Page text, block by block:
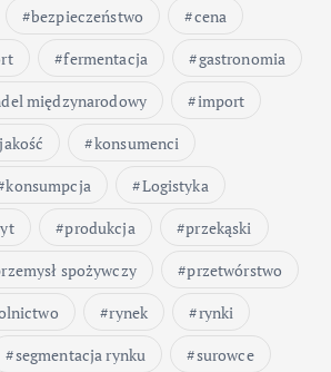
bezpieczeństwo
cena
fermentacja
gastronomia
międzynarodowy
import
jakość
konsumenci
konsumpcja
Logistyka
produkcja
przekąski
spożywczy
przetwórstwo
rynek
rynki
segmentacja rynku
surowce